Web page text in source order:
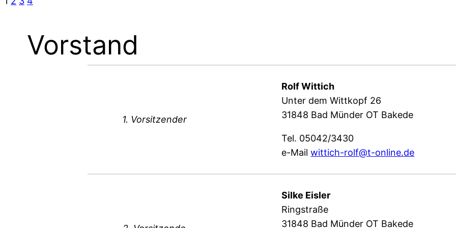
Vorstand
1. Vorsitzender
Rolf Wittich
Unter dem Wittkopf 26
31848 Bad Münder OT Bakede
Tel. 05042/3430
e-Mailwittich-rolf@t-online.de
Silke Eisler
Ringstraße
31848 Bad Münder OT Bakede